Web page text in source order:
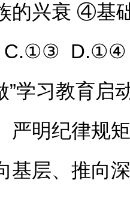
的兴衰 ④基
D.①④
”学习教育启
严明纪律规
基层、推向